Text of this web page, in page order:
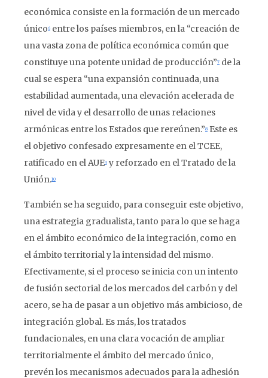
económica consiste en la formación de un mercado
único6 entre los países miembros, en la “creación de
una vasta zona de política económica común que
constituye una potente unidad de producción”7 de la
cual se espera “una expansión continuada, una
estabilidad aumentada, una elevación acelerada de
nivel de vida y el desarrollo de unas relaciones
armónicas entre los Estados que rereúnen.”8 Este es
el objetivo confesado expresamente en el TCEE,
ratificado en el AUE9 y reforzado en el Tratado de la
Unión.10
También se ha seguido, para conseguir este objetivo,
una estrategia gradualista, tanto para lo que se haga
en el ámbito económico de la integración, como en
el ámbito territorial y la intensidad del mismo.
Efectivamente, si el proceso se inicia con un intento
de fusión sectorial de los mercados del carbón y del
acero, se ha de pasar a un objetivo más ambicioso, de
integración global. Es más, los tratados
fundacionales, en una clara vocación de ampliar
territorialmente el ámbito del mercado único,
prevén los mecanismos adecuados para la adhesión